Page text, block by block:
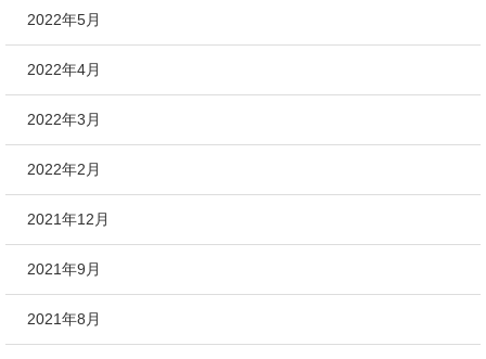
2022年5月
2022年4月
2022年3月
2022年2月
2021年12月
2021年9月
2021年8月